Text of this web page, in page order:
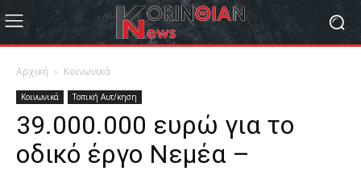
Αρχική Κοινωνικά
Κοινωνικά Τοπική Αυτ/κηση
39.000.000 ευρώ για το
οδικό έργο Νεμέα –